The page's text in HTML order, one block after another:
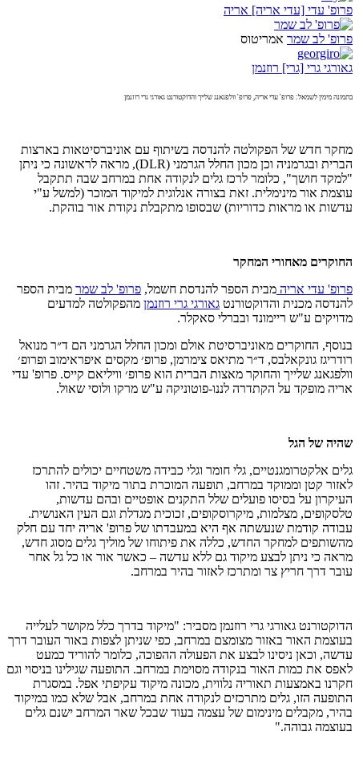
פרופ' עדי [עדי אריה] אריה
פרופ' לב שמר אמריטוס
גאורגי גרי [גרי] רוזנמן
בתמונה מימין לשמאל: פרופ' עדי אריה, פרופ' וולפגאנג שלייך והדוקטורנט גאורגי גרי רוזנמן
מחקר חדש של הפקולטה להנדסה בשיתוף עם אוניברסיטאות בארצות
הברית ובגרמניה וכן מכון החלל הגרמני (DLR), מראה לראשונה כי ניתן
"למקד חושך", כלומר לרכז גלים לנקודה אחת במרחב שבה תתקבל
עוצמת אור מינימלית. זאת בצורה אנלוגית למיקוד המוכר (למשל ע"י
עדשות או מראות כדוריות) שבסופו מתקבלת נקודת אור בוהקת.
החוקרים מאחורי המחקר
פרופ' עדי אריה מבית הספר להנדסת חשמל, פרופ' לב שמר מבית הספר
להנדסה מכנית והדוקטורנט גאורגי גרי רוזנמן מהפקולטה למדעים
מדויקים ע"ש ריימונד ובברלי סאקלר.
בנוסף, החוקרים מאוניברסיטת אולם ומכון החלל הגרמני הם ד״ר מנואל
רודריגז גונקאלבס, ד״ר מתיאס צימרמן, פרופ׳ מקסים איפראימוב ופרופ׳
וולפגאנג שלייך והחוקר מאצות הברית הוא פרופ׳ וויליאם קייס. פרופ' עדי
אריה מופקד על הקתדרה לננו-פוטוניקה ע"ש מרקו ולוסי שאול.
שהיה של הגל
גלים אלקטרומגנטיים, גלי חומר וגלי כבידה משטחיים יכולים להתרכז
לאזור קטן וממוקד במרחב, תופעה המוכרת בתור מיקוד בהיר. זהו
העיקרון על בסיסו פועלים שלל התקנים אופטיים ובהם עדשות,
טלסקופים, מצלמות, מיקרוסקופים, זכוכית מגדלת וגם העין האנושית.
עבודה קודמת שנעשתה אף היא במעבדתו של פרופ' אריה יחד עם חלק
מהשותפים למחקר החדש, כללה את פיתוחו של מוליך גלים מסוג חדש,
מראה כי ניתן לבצע מיקוד גם ללא עדשה – כאשר אור או כל גל אחר
עובר דרך חריץ צר ומתרכז לאזור בהיר במרחב.
הדוקטורנט גאורגי גרי רוזנמן מסביר: "מיקוד בדרך כלל מקושר לעלייה
בעוצמת האור באזור מצומצם במרחב, כפי שניתן לצפות באור העובר דרך
עדשה, וכאן ניסינו לבצע את הפעולה ההפוכה, כלומר להוריד כמעט
לאפס את כמות האור בנקודה מסוימת במרחב. התופעה שגילינו בניסוי וגם
חקרנו באמצעות תאוריה נלווית, מכונה מיקוד עקיפתי אפל. במסגרת
התופעה הזו, גלים מתרכזים לנקודה אחת במרחב, אבל שלא כמו במיקוד
בהיר, מקבלים מינימום של עצמה בעוד שבכל שאר המרחב ישנם גלים
בעוצמה גבוהה."